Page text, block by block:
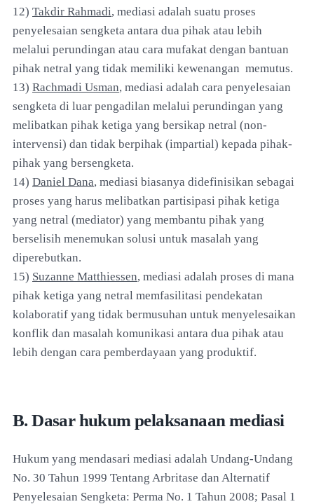
12) Takdir Rahmadi, mediasi adalah suatu proses
penyelesaian sengketa antara dua pihak atau lebih
melalui perundingan atau cara mufakat dengan bantuan
pihak netral yang tidak memiliki kewenangan memutus.
13) Rachmadi Usman, mediasi adalah cara penyelesaian
sengketa di luar pengadilan melalui perundingan yang
melibatkan pihak ketiga yang bersikap netral (non-
intervensi) dan tidak berpihak (impartial) kepada pihak-
pihak yang bersengketa.
14) Daniel Dana, mediasi biasanya didefinisikan sebagai
proses yang harus melibatkan partisipasi pihak ketiga
yang netral (mediator) yang membantu pihak yang
berselisih menemukan solusi untuk masalah yang
diperebutkan.
15) Suzanne Matthiessen, mediasi adalah proses di mana
pihak ketiga yang netral memfasilitasi pendekatan
kolaboratif yang tidak bermusuhan untuk menyelesaikan
konflik dan masalah komunikasi antara dua pihak atau
lebih dengan cara pemberdayaan yang produktif.
B. Dasar hukum pelaksanaan mediasi
Hukum yang mendasari mediasi adalah Undang-Undang
No. 30 Tahun 1999 Tentang Arbritase dan Alternatif
Penyelesaian Sengketa: Perma No. 1 Tahun 2008; Pasal 1